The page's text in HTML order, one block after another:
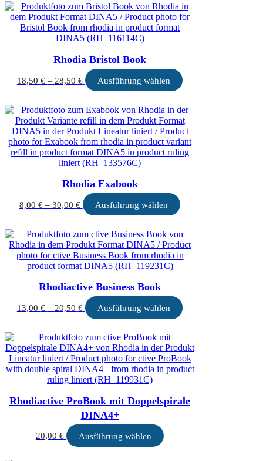
Rhodia Bristol Book
18,50 € – 28,50 €Preisspanne:
18,50 €
28,50 €
Ausführung wählen
Dieses
mehrere
Varianten
auf.
Die
Optionen
Rhodia Exabook
8,00 € – 30,00 €Preisspanne:
8,00 €
30,00 €
Ausführung wählen
Dieses
mehrere
Varianten
auf.
auf
der
Rhodiactive Business Book
13,00 € – 20,50 €Preisspanne:
13,00 €
20,50 €
Ausführung wählen
Dieses
Varianten
auf.
Die
auf
Rhodiactive ProBook mit Doppelspirale
DINA4+
20,00 € Ausführung wählen
Dieses